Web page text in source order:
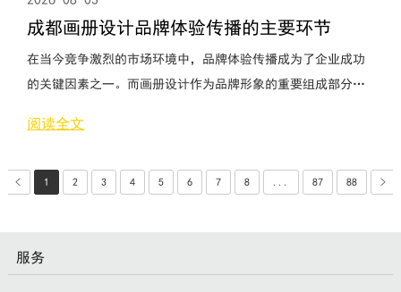
成都画册设计品牌体验传播的主要环节
在当今竞争激烈的市场环境中，品牌体验传播成为了企业成功
的关键因素之一。而画册设计作为品牌形象的重要组成部分，
设计品牌体验传播的主要环节。一、品牌定位与目标受众首
的品牌核心价值和独特卖点，以便在后续的设计中准确表达出
阅读全文
< 1 2 3 4 5 6 7 8 ... 87 88 >
服务